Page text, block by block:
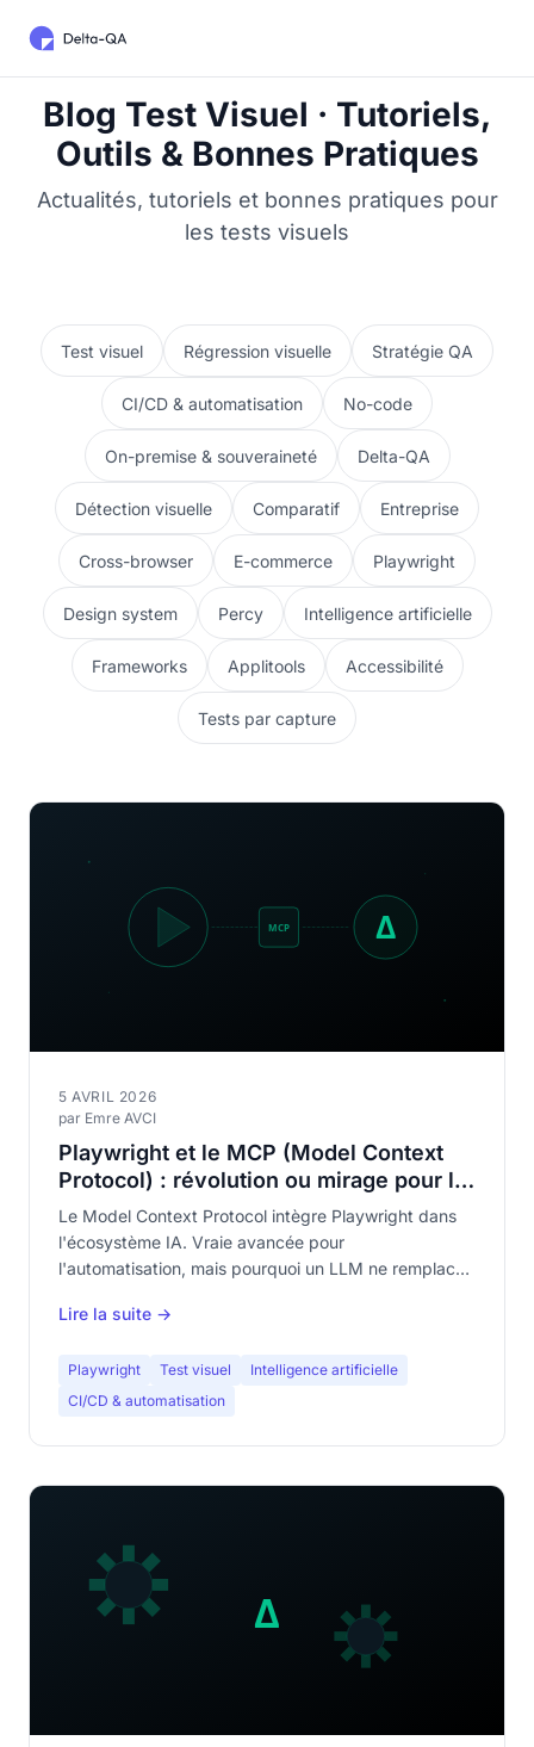
Blog Test Visuel · Tutoriels,
Outils & Bonnes Pratiques
Actualités, tutoriels et bonnes pratiques pour
les tests visuels
Test visuel Régression visuelle Stratégie QA
CI/CD & automatisation No-code
On-premise & souveraineté Delta-QA
Détection visuelle Comparatif Entreprise
Cross-browser E-commerce Playwright
Design system Percy Intelligence artificielle
Frameworks Applitools Accessibilité
Tests par capture
5 AVRIL 2026
par Emre AVCI
Playwright et le MCP (Model Context
Protocol) : révolution ou mirage pour le
test visuel ?
Le Model Context Protocol intègre Playwright dans
l'écosystème IA. Vraie avancée pour
l'automatisation, mais pourquoi un LLM ne remplace
Lire la suite →
Playwright Test visuel
Intelligence artificielle
CI/CD & automatisation